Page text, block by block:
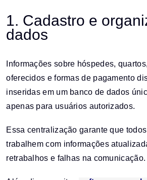
1. Cadastro e
dados
Informações sobre hóspedes,
oferecidos e formas de pagamento
inseridas em um banco de dados
apenas para usuários autorizados.
Essa centralização garante que
trabalhem com informações
retrabalhos e falhas na comunicação.